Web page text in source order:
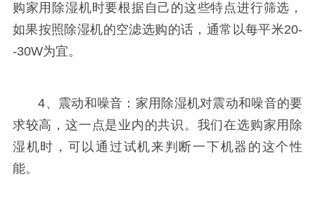
购家用除湿机时要根据自己的这些特点进行筛选，
如果按照除湿机的空滤选购的话，通常以每平米20-
-30W为宜。
4、震动和噪音：家用除湿机对震动和噪音的要
求较高，这一点是业内的共识。我们在选购家用除
湿机时，可以通过试机来判断一下机器的这个性
能。